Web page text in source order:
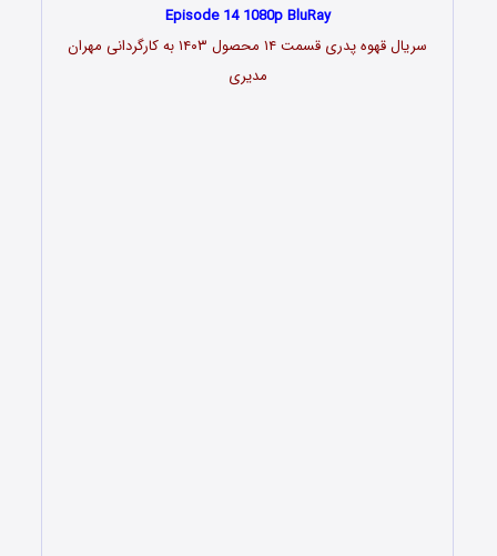
Episode 14 1080p BluRay
سریال قهوه پدری قسمت ۱۴ محصول ۱۴۰۳ به کارگردانی مهران
مدیری